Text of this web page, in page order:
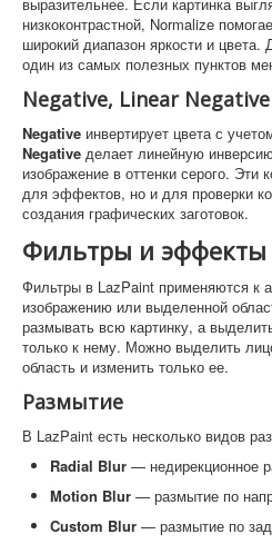
низкоконтрастной, Normalize
широкий диапазон яркости и
один из самых полезных пунктов
Negative, Linear
Negative инвертирует цвета с
Negative делает линейную
изображение в оттенки серого. Эти
для эффектов, но и для проверки
создания графических заготовок.
Фильтры и эффекты
Фильтры в LazPaint применяются к
изображению или выделенной
размывать всю картинку, а
только к нему. Можно выделить
область и изменить только ее.
Размытие
В LazPaint есть несколько видов
Radial Blur — недирекционное
Motion Blur — размытие по
Custom Blur — размытие по